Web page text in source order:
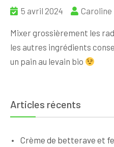
5 avril 2024
Mixer grossièrement les
les autres ingrédients
un pain au levain bio
Articles récents
Crème de betterave et